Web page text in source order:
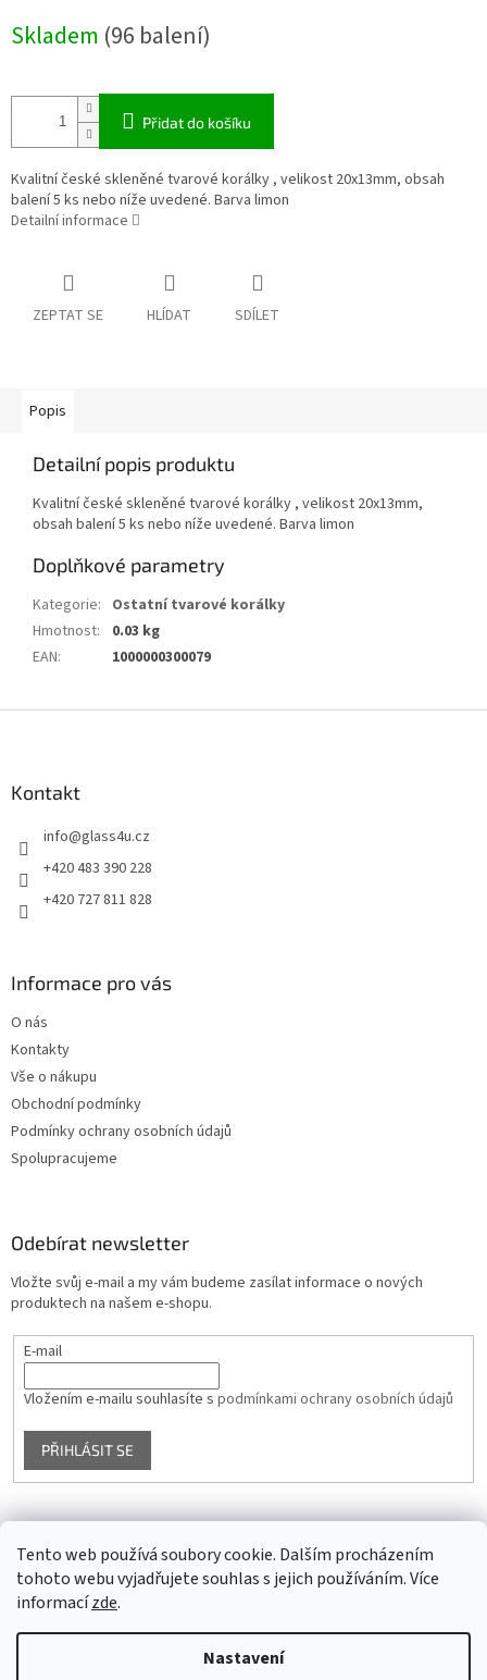
Tento web používá soubory cookie. Dalším procházením
tohoto webu vyjadřujete souhlas s jejich používáním. Více
informacízde.
Nastavení
cena:
Skladem (96 balení)
Přidat do košíku
Kvalitní české skleněné tvarové korálky , velikost 20x13mm, obsah
balení 5 ks nebo níže uvedené. Barva limon
Detailní informace
ZEPTAT SE HLÍDAT SDÍLET
Popis
Detailní popis produktu
Kvalitní české skleněné tvarové korálky , velikost 20x13mm,
obsah balení 5 ks nebo níže uvedené. Barva limon
Doplňkové parametry
Kategorie: Ostatní tvarové korálky
Hmotnost:
0.03 kg
EAN: 1000000300079
Kontakt
info@glass4u.cz
+420 483 390 228
+420 727 811 828
Informace pro vás
O nás
Kontakty
Vše o nákupu
Obchodní podmínky
Podmínky ochrany osobních údajů
Spolupracujeme
Odebírat newsletter
Vložte svůj e-mail a my vám budeme zasílat informace o nových
produktech na našem e-shopu.
E-mail
Vložením e-mailu souhlasíte s podmínkami ochrany osobních údajů
PŘIHLÁSIT SE
Facebook